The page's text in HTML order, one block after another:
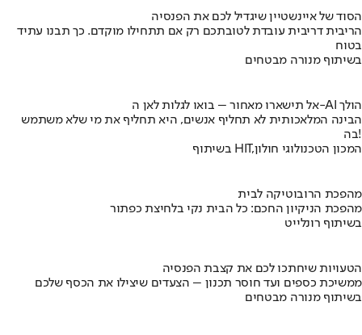
הסוד של איינשטיין שיגדיל לכם את הפנסיה
הריבית דריבית עובדת לטובתכם רק אם תתחילו מוקדם. כך תבנו עתיד
בטוח
בשיתוף מנורה מבטחים
אל תישארו מאחור – בואו לגלות לאן ה-AI הולך
הבינה המלאכותית לא תחליף אנשים, היא תחליף את מי שלא משתמש
בה!
בשיתוף HIT,המכון הטכנולוגי חולון
מהפכת הרובוטיקה לבית
מהפכת הניקיון החכם: כל הבית נקי בלחיצת כפתור
בשיתוף רונלייט
הטעויות שיחתכו לכם את קצבת הפנסיה
ממשיכת כספים ועד חוסר תכנון – הצעדים שיצילו את הכסף שלכם
בשיתוף מנורה מבטחים